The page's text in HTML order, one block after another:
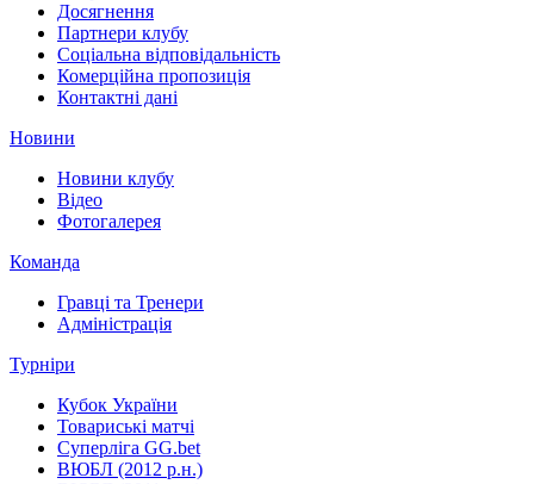
Досягнення
Партнери клубу
Соціальна відповідальність
Комерційна пропозиція
Контактні дані
Новини
Новини клубу
Відео
Фотогалерея
Команда
Гравці та Тренери
Адміністрація
Турніри
Кубок України
Товариські матчі
Суперліга GG.bet
ВЮБЛ (2012 р.н.)